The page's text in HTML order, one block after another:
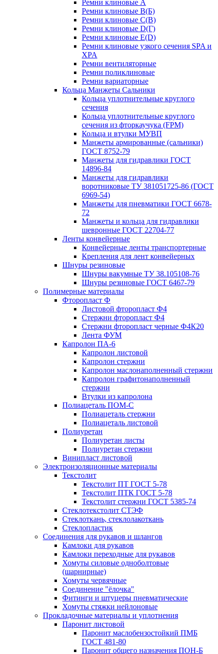
Ремни клиновые A
Ремни клиновые B(Б)
Ремни клиновые C(В)
Ремни клиновые D(Г)
Ремни клиновые Е(D)
Ремни клиновые узкого сечения SPA и
XPA
Ремни вентиляторные
Ремни поликлиновые
Ремни вариаторные
Кольца Манжеты Сальники
Кольца уплотнительные круглого
сечения
Кольца уплотнительные круглого
сечения из фторкаучука (FPM)
Кольца и втулки МУВП
Манжеты армированные (сальники)
ГОСТ 8752-79
Манжеты для гидравлики ГОСТ
14896-84
Манжеты для гидравлики
воротниковые ТУ 381051725-86 (ГОСТ
6969-54)
Манжеты для пневматики ГОСТ 6678-
72
Манжеты и кольца для гидравлики
шевронные ГОСТ 22704-77
Ленты конвейерные
Конвейерные ленты транспортерные
Крепления для лент конвейерных
Шнуры резиновые
Шнуры вакумные ТУ 38.105108-76
Шнуры резиновые ГОСТ 6467-79
Полимерные материалы
Фторопласт Ф
Листовой фторопласт Ф4
Стержни фторопласт Ф4
Стержни фторопласт черные Ф4К20
Лента ФУМ
Капролон ПА-6
Капролон листовой
Капролон стержни
Капролон маслонаполненный стержни
Капролон графитонаполненный
стержни
Втулки из капролона
Полиацеталь ПОМ-С
Полиацеталь стержни
Полиацеталь листовой
Полиуретан
Полиуретан листы
Полиуретан стержни
Винипласт листовой
Электроизоляционные материалы
Текстолит
Текстолит ПТ ГОСТ 5-78
Текстолит ПТК ГОСТ 5-78
Текстолит стержни ГОСТ 5385-74
Стеклотекстолит СТЭФ
Стеклоткань, стеклолакоткань
Стеклопластик
Соединения для рукавов и шлангов
Камлоки для рукавов
Камлоки переходные для рукавов
Хомуты силовые одноболтовые
(шарнирные)
Хомуты червячные
Соединение "ёлочка"
Фитинги и штуцеры пневматические
Хомуты стяжки нейлоновые
Прокладочные материалы и уплотнения
Паронит листовой
Паронит маслобензостойкий ПМБ
ГОСТ 481-80
Паронит общего назначения ПОН-Б